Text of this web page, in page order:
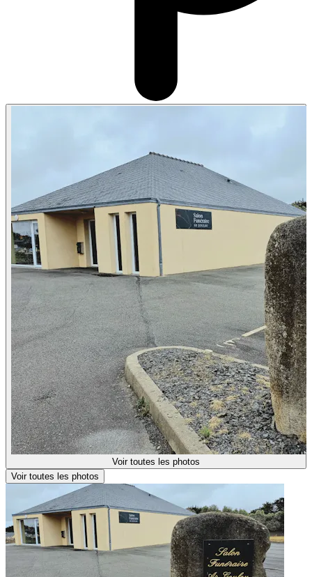
Voir toutes les photos
Voir toutes les photos